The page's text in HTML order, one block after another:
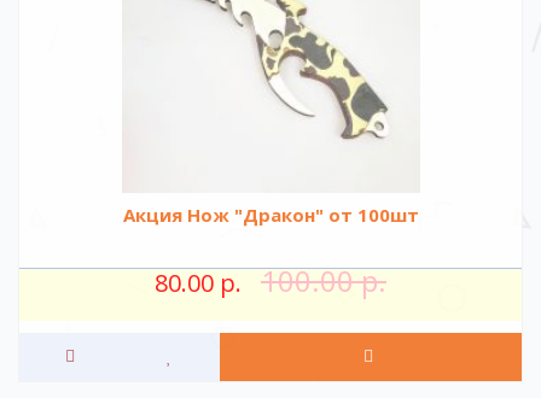
Акция Нож "Дракон" от 100шт
80.00 р. 100.00 р.